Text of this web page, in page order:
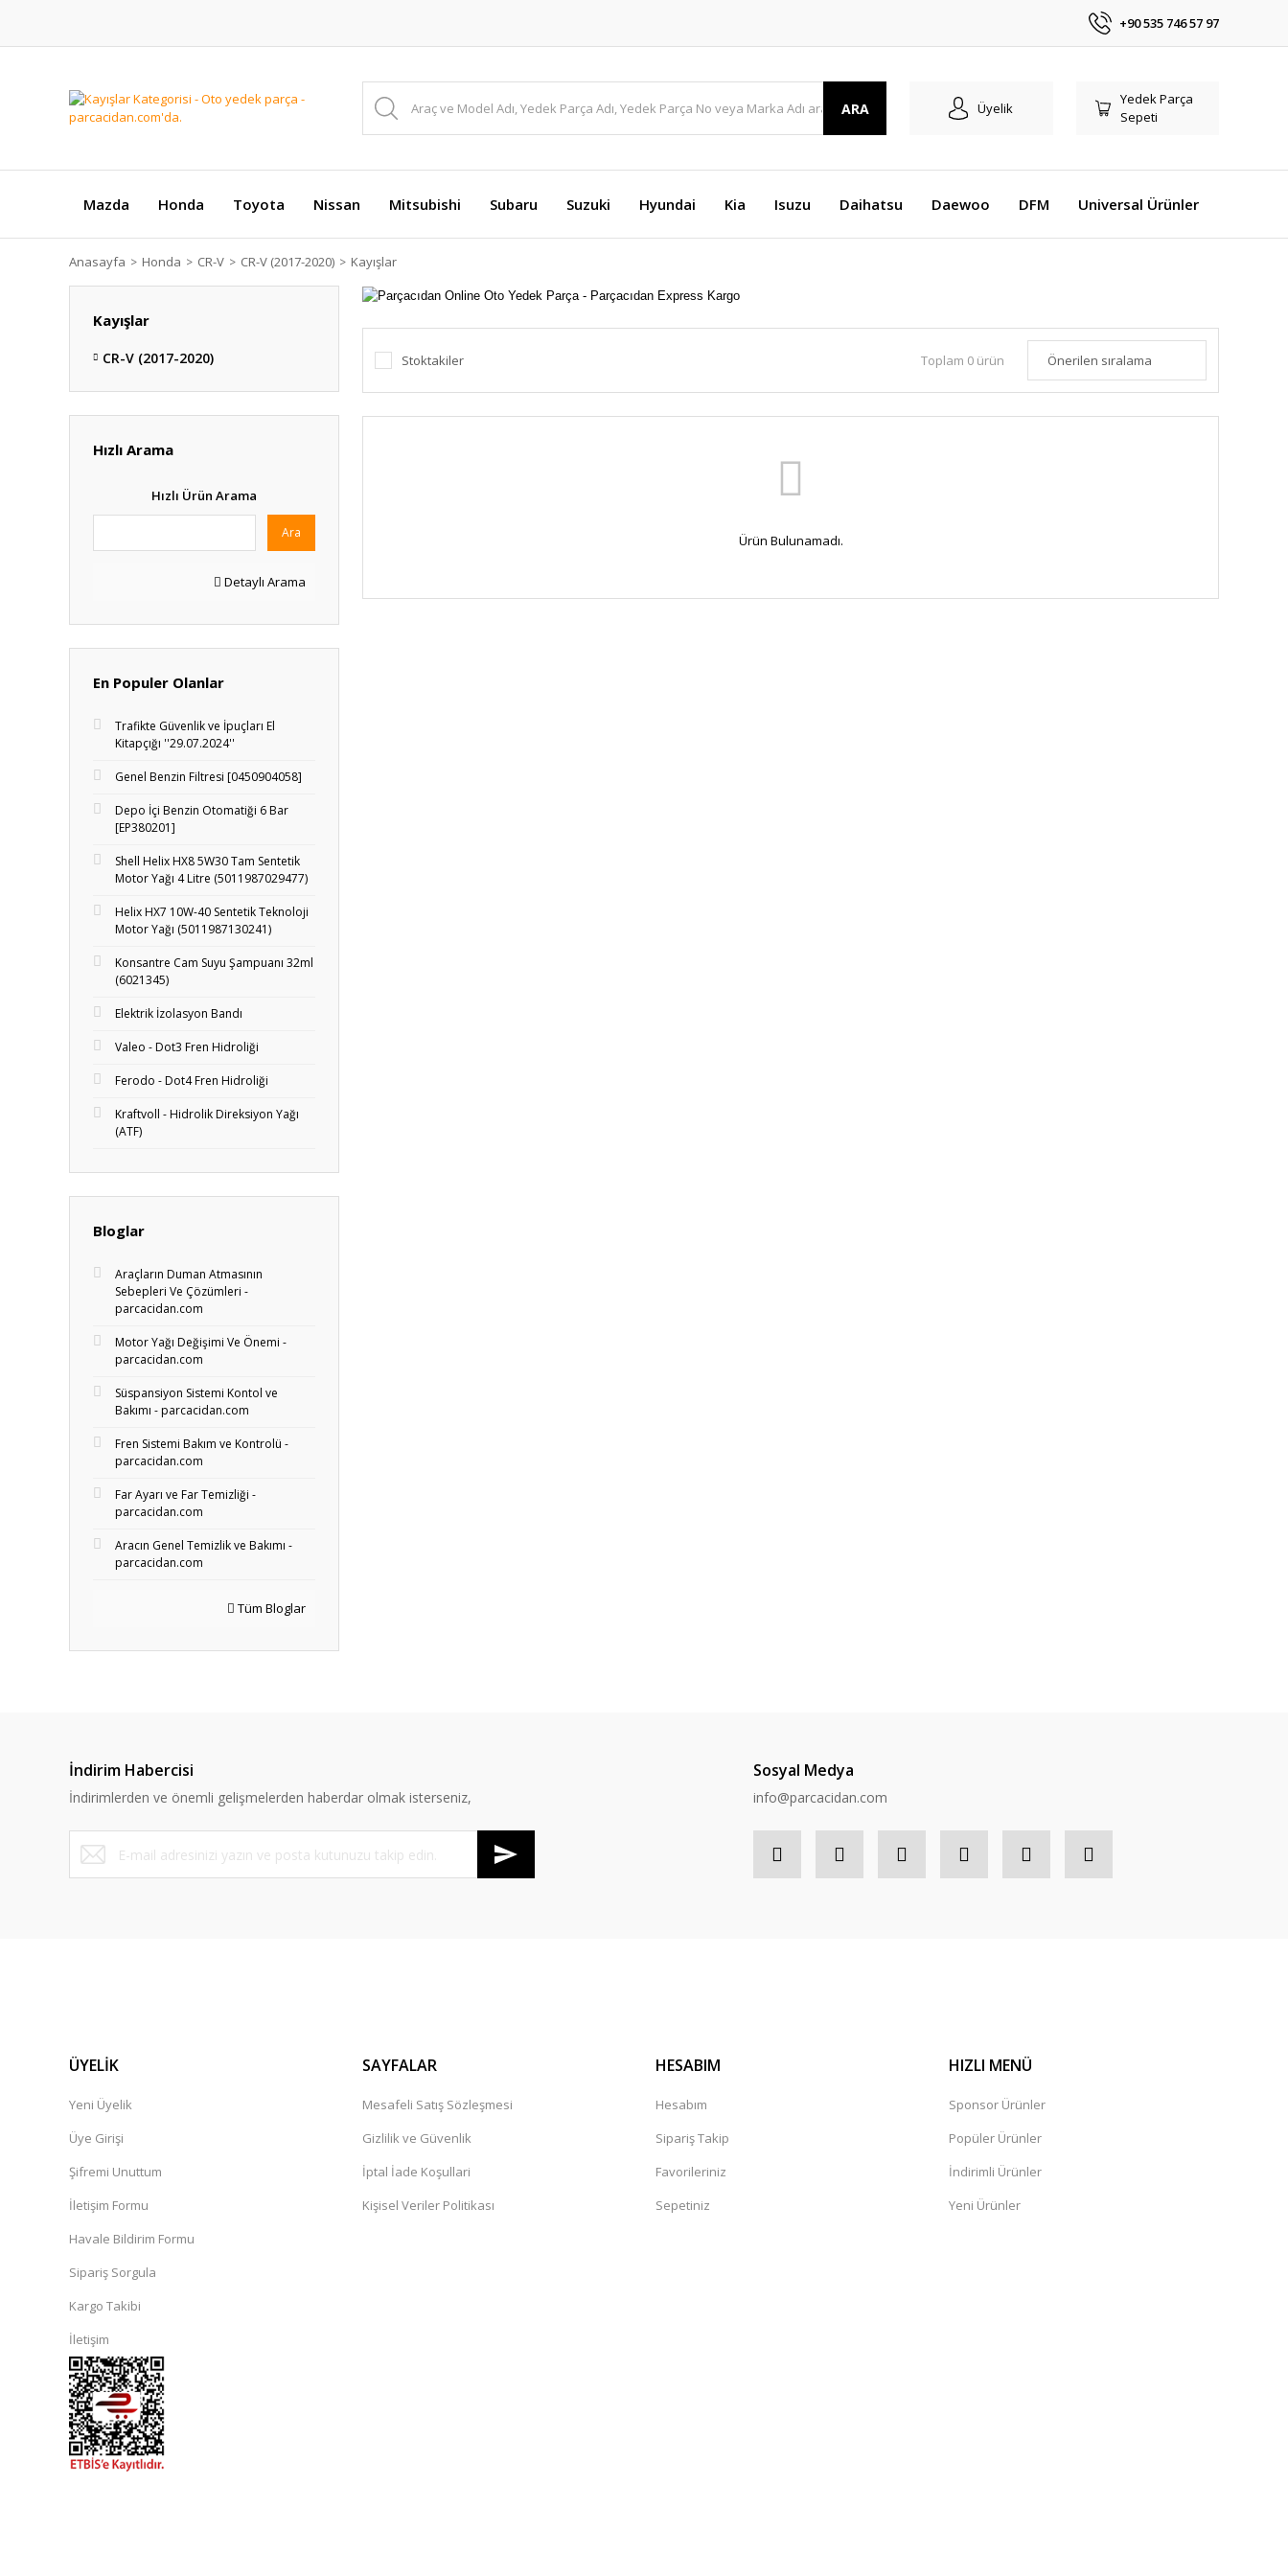
+90 535 746 57 97
ARA Üyelik
Yedek Parça
Sepeti
Mazda Honda Toyota Nissan Mitsubishi Subaru Suzuki Hyundai Kia Isuzu Daihatsu Daewoo DFM Universal Ürünler
Anasayfa Honda CR-V CR-V (2017-2020) Kayışlar
Kayışlar
CR-V (2017-2020)
Hızlı Arama
Hızlı Ürün Arama
Ara
Detaylı Arama
En Populer Olanlar
Trafikte Güvenlik ve İpuçları El
Kitapçığı ''29.07.2024''
Genel Benzin Filtresi [0450904058]
Depo İçi Benzin Otomatiği 6 Bar
[EP380201]
Shell Helix HX8 5W30 Tam Sentetik
Motor Yağı 4 Litre (5011987029477)
Helix HX7 10W-40 Sentetik Teknoloji
Motor Yağı (5011987130241)
Konsantre Cam Suyu Şampuanı 32ml
(6021345)
Elektrik İzolasyon Bandı
Valeo - Dot3 Fren Hidroliği
Ferodo - Dot4 Fren Hidroliği
Kraftvoll - Hidrolik Direksiyon Yağı
(ATF)
Bloglar
Araçların Duman Atmasının
Sebepleri Ve Çözümleri -
parcacidan.com
Motor Yağı Değişimi Ve Önemi -
parcacidan.com
Süspansiyon Sistemi Kontol ve
Bakımı - parcacidan.com
Fren Sistemi Bakım ve Kontrolü -
parcacidan.com
Far Ayarı ve Far Temizliği -
parcacidan.com
Aracın Genel Temizlik ve Bakımı -
parcacidan.com
Tüm Bloglar
Stoktakiler Toplam 0 ürün
Ürün Bulunamadı.
İndirim Habercisi
İndirimlerden ve önemli gelişmelerden haberdar olmak isterseniz,
Sosyal Medya
info@parcacidan.com
ÜYELİK
Yeni Üyelik
Üye Girişi
Şifremi Unuttum
İletişim Formu
Havale Bildirim Formu
Sipariş Sorgula
Kargo Takibi
İletişim
SAYFALAR
Mesafeli Satış Sözleşmesi
Gizlilik ve Güvenlik
İptal İade Koşullari
Kişisel Veriler Politikası
HESABIM
Hesabım
Sipariş Takip
Favorileriniz
Sepetiniz
HIZLI MENÜ
Sponsor Ürünler
Popüler Ürünler
İndirimli Ürünler
Yeni Ürünler